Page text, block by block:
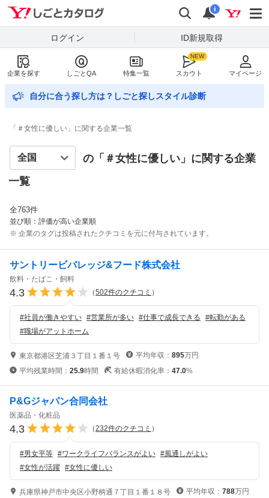
Yahoo!しごとカタログ
検索
通知
i
ログイン ID新規取得
企業を探す しごとQA 特集一覧 スカウト マイページ
自分に合う探し方は？しごと探しスタイル診断
「＃女性に優しい」に関する企業一覧
の「＃女性に優しい 」に関する企業
一覧
全763件
並び順：評価が高い企業順
※ 企業のタグは投稿されたクチコミを元に付与されています。
サントリービバレッジ&フード株式会社
飲料・たばこ・飼料
4.3 （502件のクチコミ ）
#社員が働きやすい #営業所が多い #仕事で成長できる #転勤がある
#職場がアットホーム
東京都港区芝浦３丁目１番１号 平均年収： 895万円
平均残業時間： 25.9時間 有給休暇消化率： 47.0%
P&Gジャパン合同会社
医薬品・化粧品
4.3 （232件のクチコミ ）
#男女平等 #ワークライフバランスがよい #風通しがよい
#女性が活躍 #女性に優しい
兵庫県神戸市中央区小野柄通７丁目１番１８号 平均年収： 788万円